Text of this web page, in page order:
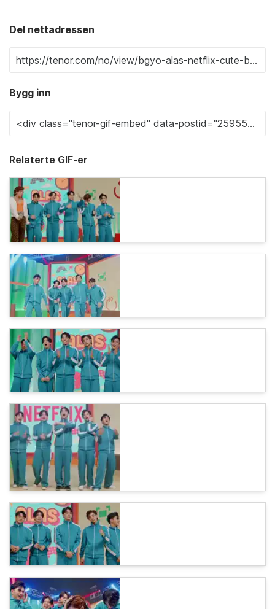
Del nettadressen
Bygg inn
Relaterte GIF-er